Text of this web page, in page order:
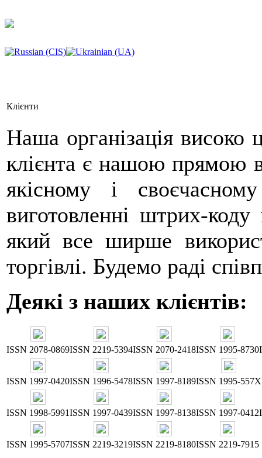
Клієнти
Наша організація високо
клієнта є нашою прямою
якісному і
виготовленні штрих-
який все ширше
торгівлі. Будемо раді
Деякі з наших клієнтів:
ISSN 2078-0869ISSN 2219-5394ISSN 2070-2418ISSN 1995-8730
ISSN 1997-0420ISSN 1996-5478ISSN 1997-8189ISSN 1995-557X
ISSN 1998-5991ISSN 1997-0439ISSN 1997-8138ISSN 1997-0412
ISSN 1995-5707ISSN 2219-3219ISSN 2219-8180ISSN 2219-7915